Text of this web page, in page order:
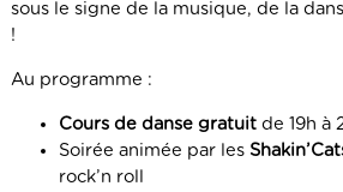
sous le signe de la musique, de la
!
Au programme :
Cours de danse gratuitde 19h à
Soirée animée par les
rock’n roll